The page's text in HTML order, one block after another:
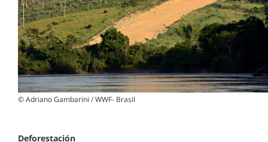
© Adriano Gambarini / WWF- Brasil
Deforestación